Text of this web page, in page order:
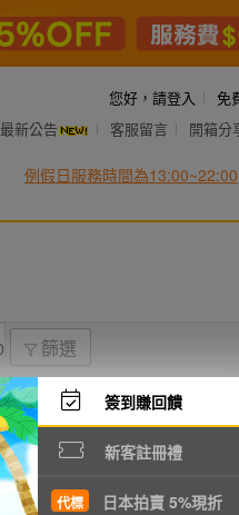
簽到賺回饋
新客註冊禮
代標 日本拍賣 5%現折
您好， 請登入 免
最新公告 客服留言 開箱分
例假日服務時間為13:00~22:00
篩選